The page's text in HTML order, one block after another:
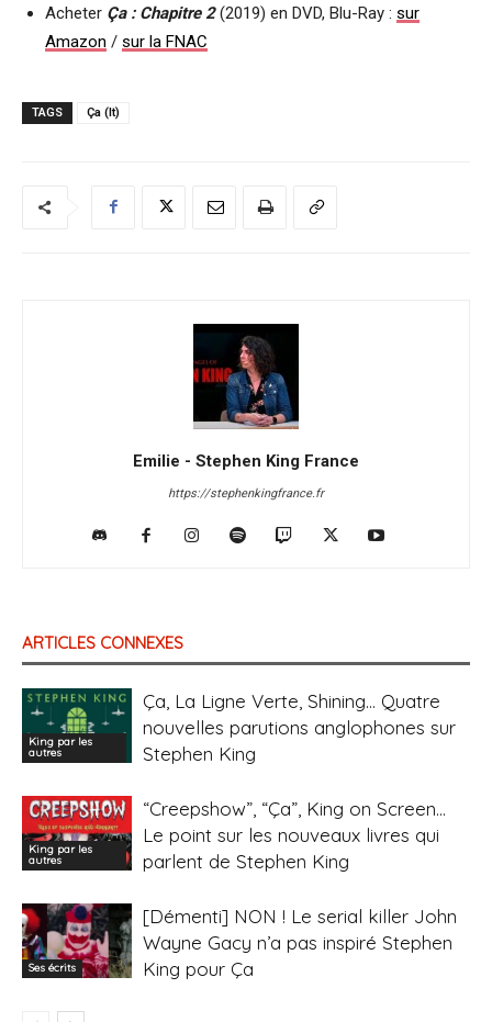
Acheter Ça : Chapitre 2(2019) en DVD, Blu-Ray : sur
Amazon / sur la FNAC
TAGS Ça (It)
Emilie - Stephen King France
https://stephenkingfrance.fr
ARTICLES CONNEXES
King par les
autres
Ça, La Ligne Verte, Shining… Quatre
nouvelles parutions anglophones sur
Stephen King
King par les
autres
“Creepshow”, “Ça”, King on Screen…
Le point sur les nouveaux livres qui
parlent de Stephen King
Ses écrits
[Démenti] NON ! Le serial killer John
Wayne Gacy n’a pas inspiré Stephen
King pour Ça